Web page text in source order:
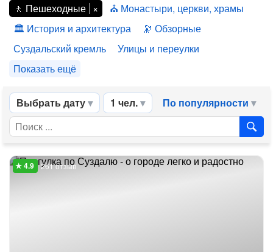
Пешеходные
Монастыри, церкви, храмы
История и архитектура
Обзорные
Суздальский кремль
Улицы и переулки
Показать ещё
Выбрать дату 1 чел. По популярности
261 отзыв